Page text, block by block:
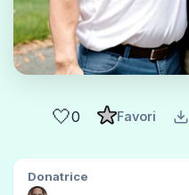
🤍0 Favori
Donatrice